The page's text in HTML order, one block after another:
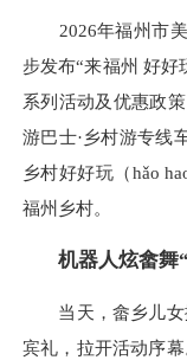
2026年福州市美
步发布“来福州 好好
系列活动及优惠政
游巴士·乡村游专线
乡村好好玩（hǎo
福州乡村。
机器人炫畲舞
当天，畲乡儿女
宾礼，拉开活动序